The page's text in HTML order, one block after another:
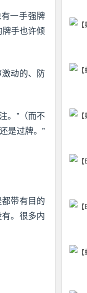
一手强牌
手也许倾
动的、防
。”（而不
是过牌。”
带有目的
。很多内